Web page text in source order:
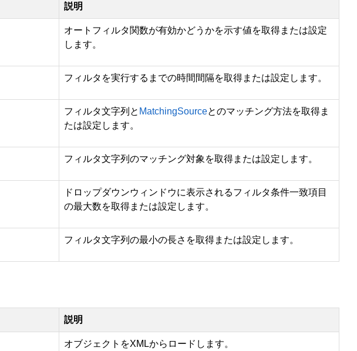
説明
オートフィルタ関数が有効かどうかを示す値を取得または設定
します。
フィルタを実行するまでの時間間隔を取得または設定します。
フィルタ文字列と MatchingSourceとのマッチング方法を取得ま
たは設定します。
フィルタ文字列のマッチング対象を取得または設定します。
ドロップダウンウィンドウに表示されるフィルタ条件一致項目
の最大数を取得または設定します。
フィルタ文字列の最小の長さを取得または設定します。
説明
オブジェクトをXMLからロードします。